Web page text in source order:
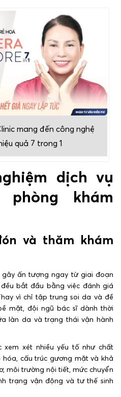
mang đến công nghệ
quả 7 trong 1
dịch vụ
khám
và thăm khám
ấn tượng ngay từ giai đoạn
bắt đầu bằng việc đánh giá
vì chỉ tập trung soi da và đề
mặt, đội ngũ bác sĩ dành thời
làn da và trạng thái vận hành
xét nhiều yếu tố như chất
cấu trúc gương mặt và khả
môi trường nội tiết, mức chuyển
trạng vận động và tư thế sinh